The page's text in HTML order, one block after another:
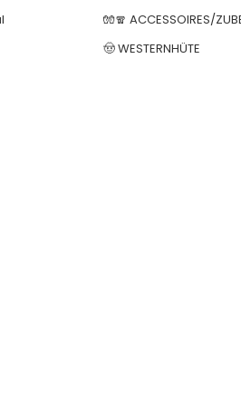
🧤🧣 ACCESSOIRES/
🤠 WESTERNHÜTE